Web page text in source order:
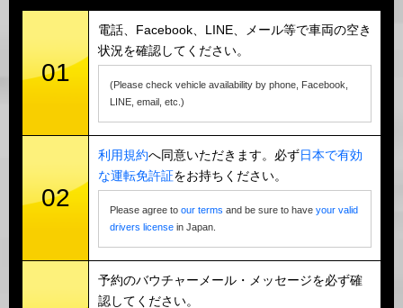
01
電話、Facebook、LINE、メール等で車両の空き
状況を確認してください。
(Please check vehicle availability by phone, Facebook,
LINE, email, etc.)
02
利用規約へ同意いただきます。必ず日本で有効
な運転免許証をお持ちください。
Please agree to our terms and be sure to have your valid
drivers license in Japan.
予約のバウチャーメール・メッセージを必ず確
認してください。